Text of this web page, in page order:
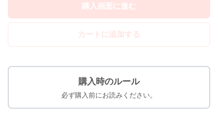
購入画面に進む
カートに追加する
購入時のルール
必ず購入前にお読みください。